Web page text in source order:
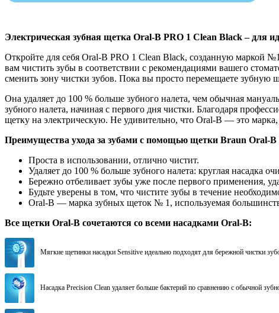
Электрическая зубная щетка Oral-B PRO 1 Clean Black – для
Откройте для себя Oral-B PRO 1 Clean Black, созданную маркой
вам чистить зубы в соответствии с рекомендациями вашего
сменить зону чистки зубов. Пока вы просто перемещаете зубную
Она удаляет до 100 % больше зубного налета, чем обычная
зубного налета, начиная с первого дня чистки. Благодаря
щетку на электрическую. Не удивительно, что Oral-B — это
Преимущества ухода за зубами с помощью щетки Braun Oral-B
Проста в использовании, отлично чистит.
Удаляет до 100 % больше зубного налета: круглая насадка
Бережно отбеливает зубы уже после первого применения,
Будьте уверены в том, что чистите зубы в течение
Oral-B — марка зубных щеток № 1, используемая
Все щетки Oral-B cочетаются со всеми насадками Oral-B:
Мягкие щетинки насадки Sensitive идеально подходят для бережной чистки
Насадка Precision Clean удаляет больше бактерий по сравнению с обычной